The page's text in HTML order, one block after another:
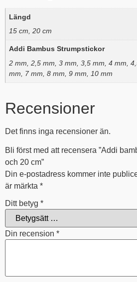
Längd
15 cm, 20 cm
Addi Bambus Strumpstickor
2 mm, 2,5 mm, 3 mm, 3,5 mm, 4 mm,
mm, 7 mm, 8 mm, 9 mm, 10 mm
Recensioner
Det finns inga recensioner än.
Bli först med att recensera ”Addi
och 20 cm”
Din e-postadress kommer inte
är märkta *
Ditt betyg *
Din recension *